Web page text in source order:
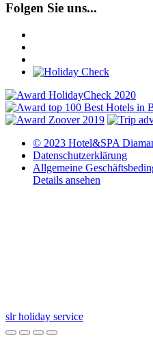
Folgen Sie uns...
© 2023 Hotel&SPA
Datenschutzerklärung
Allgemeine
Details ansehen
slr holiday service